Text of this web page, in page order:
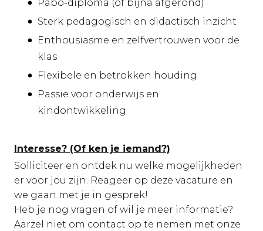
Pabo-diploma (of bijna afgerond)
Sterk pedagogisch en didactisch inzicht
Enthousiasme en zelfvertrouwen voor de
klas
Flexibele en betrokken houding
Passie voor onderwijs en
kindontwikkeling
Interesse? (Of ken je iemand?)
Solliciteer en ontdek nu welke mogelijkheden
er voor jou zijn. Reageer op deze vacature en
we gaan met je in gesprek!
Heb je nog vragen of wil je meer informatie?
Aarzel niet om contact op te nemen met onze